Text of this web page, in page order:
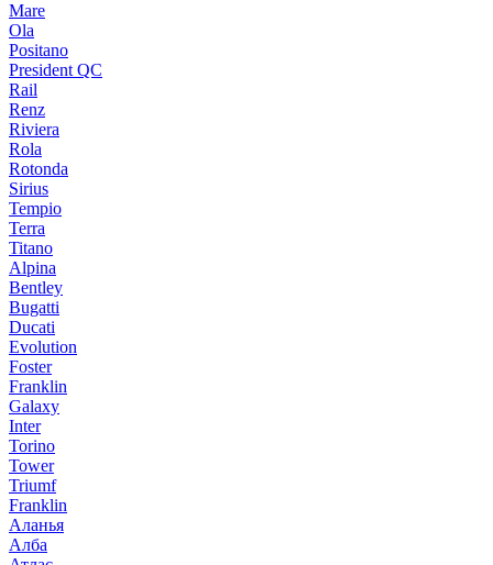
Mare
Ola
Positano
President QC
Rail
Renz
Riviera
Rola
Rotonda
Sirius
Tempio
Terra
Titano
Alpina
Bentley
Bugatti
Ducati
Evolution
Foster
Franklin
Galaxy
Inter
Torino
Tower
Triumf
Franklin
Аланья
Алба